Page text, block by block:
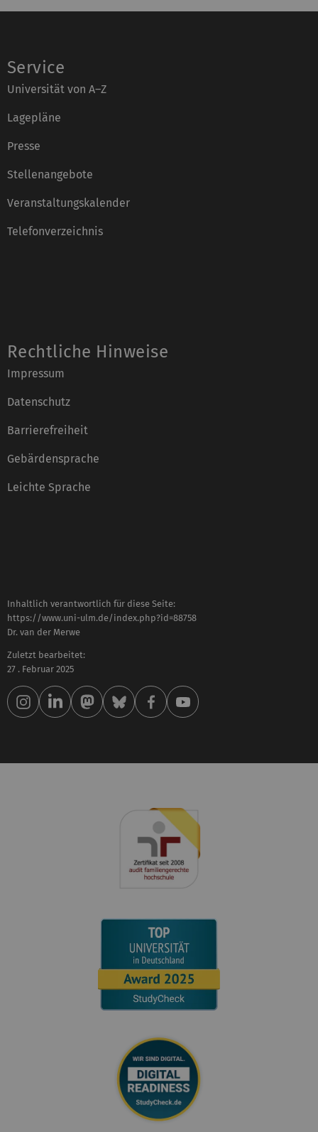
Service
Universität von A–Z
Lagepläne
Presse
Stellenangebote
Veranstaltungskalender
Telefonverzeichnis
Rechtliche Hinweise
Impressum
Datenschutz
Barrierefreiheit
Gebärdensprache
Leichte Sprache
Inhaltlich verantwortlich für diese Seite:
https://www.uni-ulm.de/index.php?id=88758
Dr. van der Merwe
Zuletzt bearbeitet:
27 . Februar 2025